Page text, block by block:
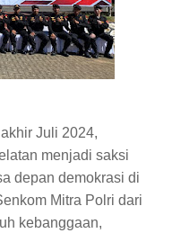
Juli 2024,
menjadi saksi
depan demokrasi di
Mitra Polri dari
kebanggaan,